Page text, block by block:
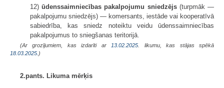
12)ūdenssaimniecības pakalpojumu sniedzējs(turpmāk —
pakalpojumu sniedzējs) — komersants, iestāde vai kooperatīvā
sabiedrība, kas sniedz noteiktu veidu ūdenssaimniecības
pakalpojumus to sniegšanas teritorijā.
(Ar grozījumiem, kas izdarīti ar 13.02.2025 . likumu, kas stājas spēkā
18.03.2025. )
2.pants. Likuma mērķis